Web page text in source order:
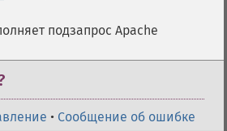
подзапрос Apache
• Сообщение об ошибке